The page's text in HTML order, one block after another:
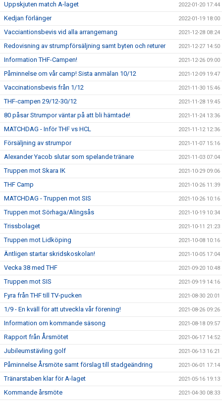
Uppskjuten match A-laget 2022-01-20 17:44
Kedjan förlänger 2022-01-19 18:00
Vacciantionsbevis vid alla arrangemang 2021-12-28 08:24
Redovisning av strumpförsäljning samt byten och returer 2021-12-27 14:50
Information THF-Campen! 2021-12-26 09:00
Påminnelse om vår camp! Sista anmälan 10/12 2021-12-09 19:47
Vaccinationsbevis från 1/12 2021-11-30 15:46
THF-campen 29/12-30/12 2021-11-28 19:45
80 påsar Strumpor väntar på att bli hämtade! 2021-11-24 13:36
MATCHDAG - Inför THF vs HCL 2021-11-12 12:36
Försäljning av strumpor 2021-11-07 15:16
Alexander Yacob slutar som spelande tränare 2021-11-03 07:04
Truppen mot Skara IK 2021-10-29 09:06
THF Camp 2021-10-26 11:39
MATCHDAG - Truppen mot SIS 2021-10-26 10:16
Truppen mot Sörhaga/Alingsås 2021-10-19 10:34
Trissbolaget 2021-10-11 21:23
Truppen mot Lidköping 2021-10-08 10:16
Äntligen startar skridskoskolan! 2021-10-05 17:04
Vecka 38 med THF 2021-09-20 10:48
Truppen mot SIS 2021-09-19 14:16
Fyra från THF till TV-pucken 2021-08-30 20:01
1/9 - En kväll för att utveckla vår förening! 2021-08-26 09:26
Information om kommande säsong 2021-08-18 09:57
Rapport från Årsmötet 2021-06-17 14:52
Jubileumstävling golf 2021-06-13 16:21
Påminnelse Årsmöte samt förslag till stadgeändring 2021-06-01 17:14
Tränarstaben klar för A-laget 2021-05-16 19:13
Kommande årsmöte 2021-04-30 08:33